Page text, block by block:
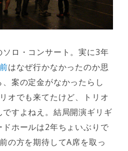
ロ・コンサート。実に3年
はなぜ行かなかったのか思
案の定金がなかったらし
オでも来てたけど、トリオ
すよねえ。結局開演ギリギ
ドホールは2年ちょいぶりで
の方を期待してA席を取っ